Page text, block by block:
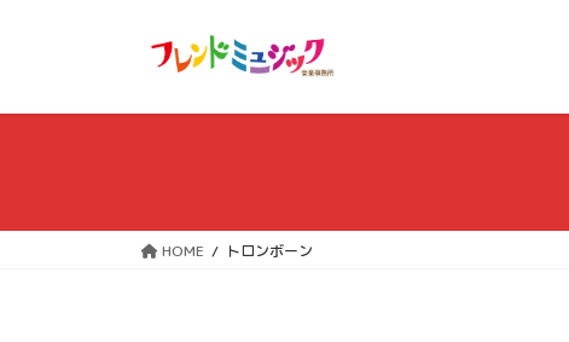
HOME トロンボーン